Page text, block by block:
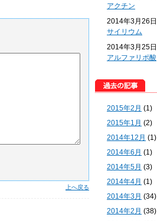
上へ戻る
アクチン
2014年3月26日
サイリウム
2014年3月25日
アルファリポ酸
2015年2月 (1)
2015年1月 (2)
2014年12月 (1)
2014年6月 (1)
2014年5月 (3)
2014年4月 (1)
2014年3月 (34)
2014年2月 (38)